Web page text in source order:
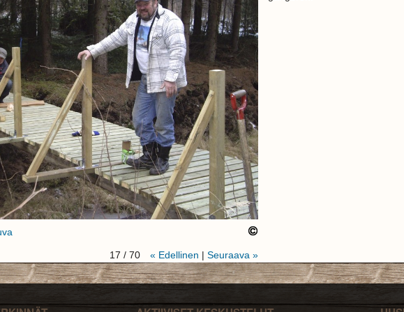
17 / 70 « Edellinen | Seuraava »